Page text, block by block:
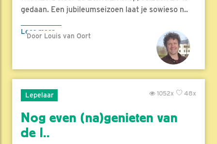
gedaan. Een jubileumseizoen laat je sowieso n..
Lees meer
Door Louis van Oort
Lepelaar 48x
1052x
Nog even (na)genieten van
de l..